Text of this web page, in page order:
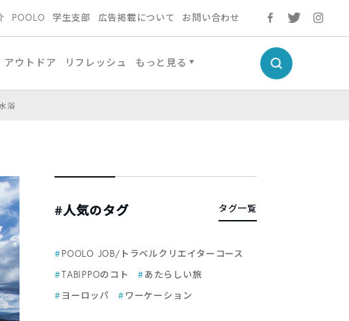
POOLO 学生支部 広告掲載について お問い合わせ
アウトドア リフレッシュ もっと見る
浴
#人気のタグ タグ一覧
POOLO JOB/トラベルクリエイターコース
TABIPPOのコト
あたらしい旅
ヨーロッパ
ワーケーション